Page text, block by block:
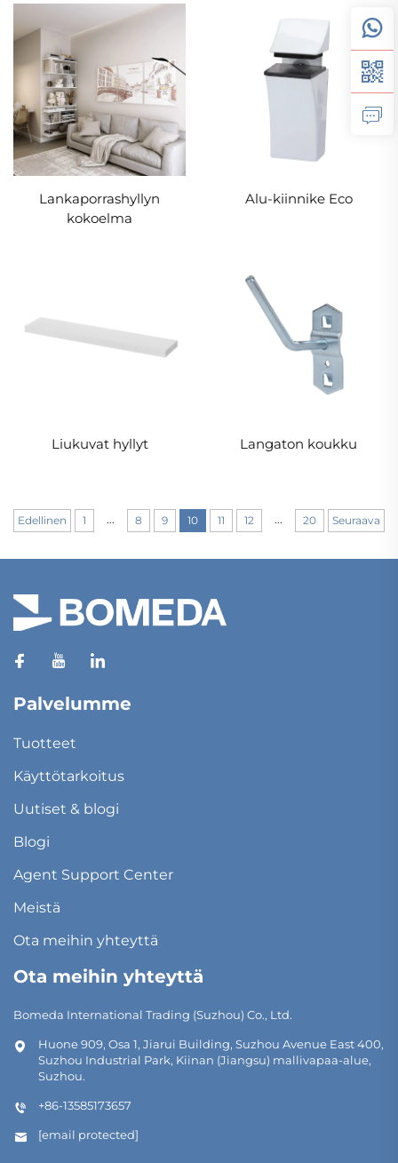
Lankaporrashyllyn
kokoelma
Alu-kiinnike Eco
Liukuvat hyllyt Langaton koukku
Edellinen 1 ... 8 9 10 11 12 ... 20 Seuraava
Palvelumme
Tuotteet
Käyttötarkoitus
Uutiset & blogi
Blogi
Agent Support Center
Meistä
Ota meihin yhteyttä
Ota meihin yhteyttä
Bomeda International Trading (Suzhou) Co., Ltd.
Huone 909, Osa 1, Jiarui Building, Suzhou Avenue East 400,
Suzhou Industrial Park, Kiinan (Jiangsu) mallivapaa-alue,
Suzhou.
+86-13585173657
[email protected]